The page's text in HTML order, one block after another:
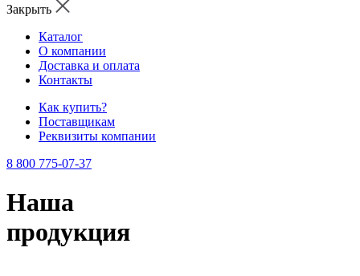
Закрыть
Каталог
О компании
Доставка и оплата
Контакты
Как купить?
Поставщикам
Реквизиты компании
8 800 775-07-37
Наша
продукция